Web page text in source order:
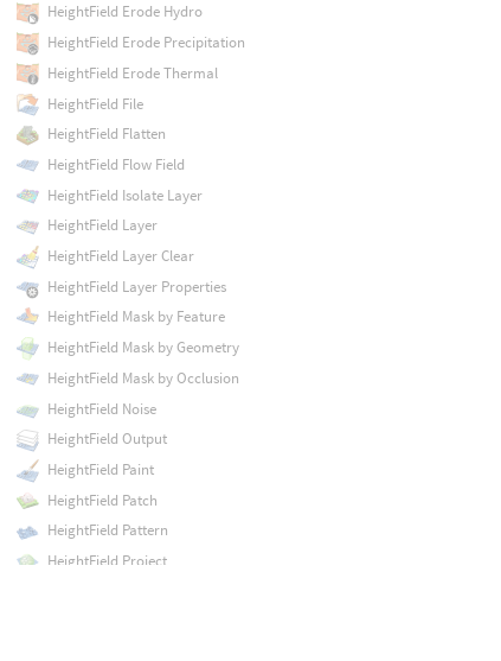
HeightField Erode Hydro
HeightField Erode Precipitation
HeightField Erode Thermal
HeightField File
HeightField Flatten
HeightField Flow Field
HeightField Isolate Layer
HeightField Layer
HeightField Layer Clear
HeightField Layer Properties
HeightField Mask by Feature
HeightField Mask by Geometry
HeightField Mask by Occlusion
HeightField Noise
HeightField Output
HeightField Paint
HeightField Patch
HeightField Pattern
HeightField Project